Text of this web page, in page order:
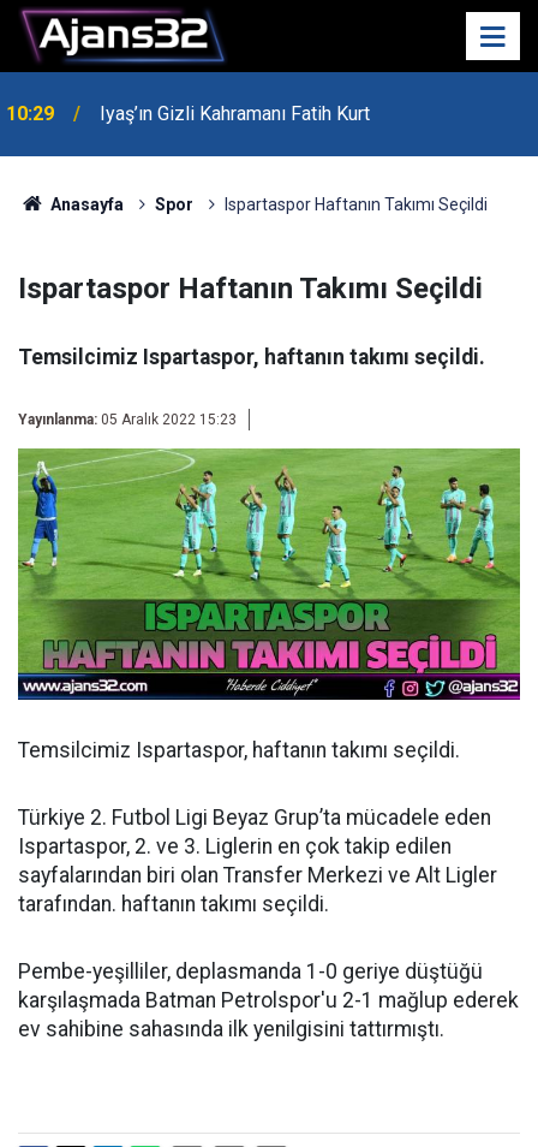
10:29 Iyaş’ın Gizli Kahramanı Fatih Kurt
00:52 Isparta'da Asker Eğlencesinde Kavga Çıktı
Anasayfa Spor Ispartaspor Haftanın Takımı Seçildi
Ispartaspor Haftanın Takımı Seçildi
Temsilcimiz Ispartaspor, haftanın takımı seçildi.
Yayınlanma: 05 Aralık 2022 15:23
Temsilcimiz Ispartaspor, haftanın takımı seçildi.
Türkiye 2. Futbol Ligi Beyaz Grup’ta mücadele eden
Ispartaspor, 2. ve 3. Liglerin en çok takip edilen
sayfalarından biri olan Transfer Merkezi ve Alt Ligler
tarafından. haftanın takımı seçildi.
Pembe-yeşilliler, deplasmanda 1-0 geriye düştüğü
karşılaşmada Batman Petrolspor'u 2-1 mağlup ederek
ev sahibine sahasında ilk yenilgisini tattırmıştı.